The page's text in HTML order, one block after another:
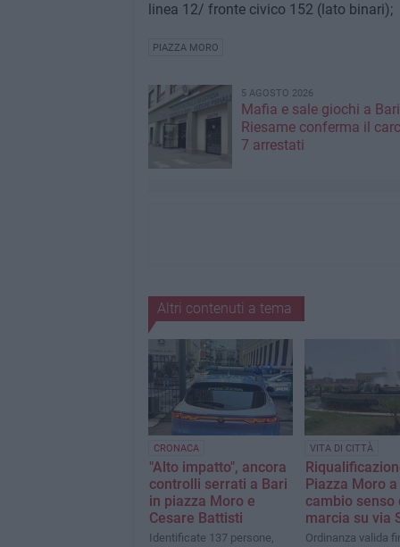
linea 12/ fronte civico 152 (lato binari);
PIAZZA MORO
5 AGOSTO 2026
Mafia e sale giochi a
Riesame conferma il
7 arrestati
Altri contenuti a tema
CRONACA
"Alto impatto", ancora
controlli serrati a Bari
in piazza Moro e
Cesare Battisti
Identificate 137 persone,
VITA DI CITTÀ
Piazza Moro
cambio senso
marcia su via
Ordinanza valida